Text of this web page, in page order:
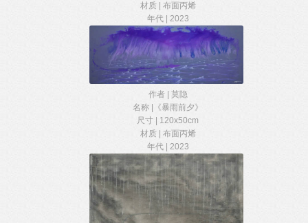
材质 | 布面丙烯
年代 | 2023
作者 | 莫隐
名称 |《暴雨前夕》
尺寸 | 120x50cm
材质 | 布面丙烯
年代 | 2023